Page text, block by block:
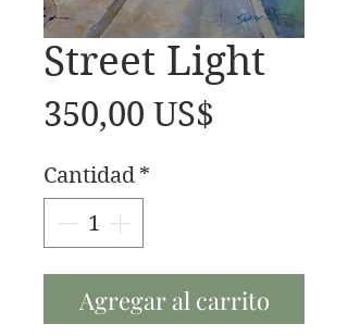
Street Light
350,00 US$
Cantidad *
Agregar al carrito